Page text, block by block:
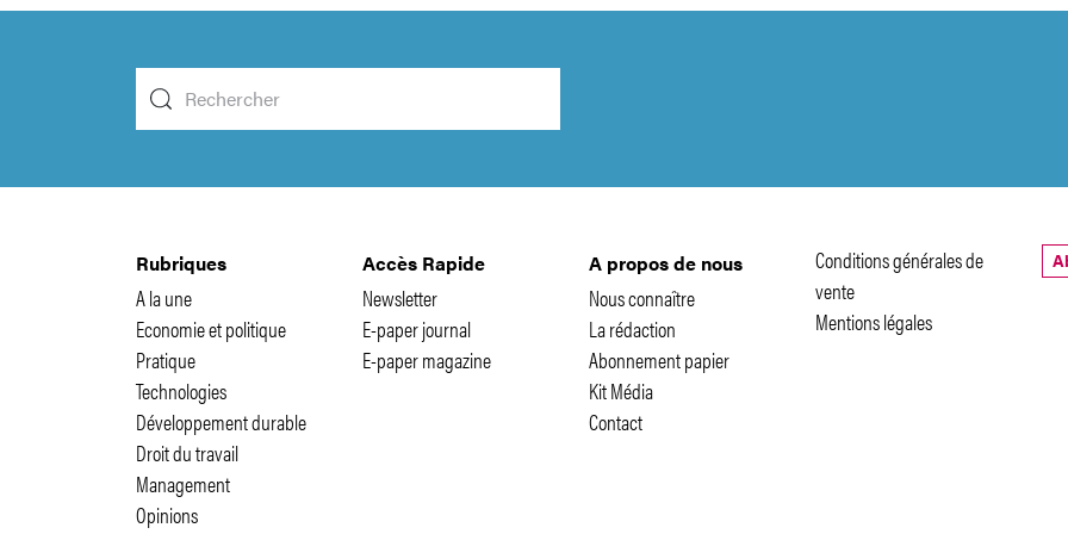
Rubriques
A la une
Economie et politique
Pratique
Technologies
Développement durable
Droit du travail
Management
Opinions
Accès Rapide
Newsletter
E-paper journal
E-paper magazine
A propos de nous
Nous connaître
La rédaction
Abonnement papier
Kit Média
Contact
Conditions générales de
vente
Mentions légales